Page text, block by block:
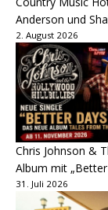
Anderson und
2. August 2026
Chris Johnson &
Album mit
31. Juli 2026